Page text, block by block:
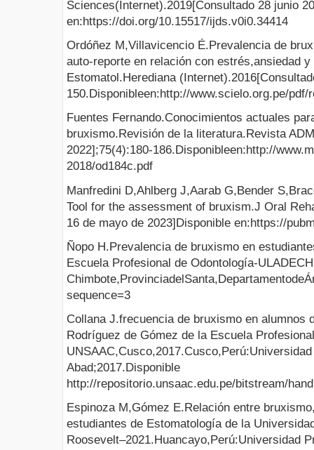
Sciences(Internet).2019[Consultado 28 junio
en:https://doi.org/10.15517/ijds.v0i0.34414
Ordóñez M,Villavicencio É.Prevalencia de
auto-reporte en relación con estrés,ansiedad y
Estomatol.Herediana
150.Disponibleen:http://www.scielo.org.pe/pdf/
Fuentes Fernando.Conocimientos actuales
bruxismo.Revisión de la literatura.Revista
2022];75(4):180-186.Disponibleen:http://
2018/od184c.pdf
Manfredini D,Ahlberg J,Aarab G,Bender
Tool for the assessment of bruxism.J Oral
16 de mayo de 2023]Disponible en:https://
Ñopo H.Prevalencia de bruxismo en
Escuela Profesional de Odontología-
sequence=3
Collana J.frecuencia de bruxismo en alumnos
Rodríguez de Gómez de la Escuela
Abad;2017.Disponible
http://repositorio.unsaac.edu.pe/bitstream/
Espinoza M,Gómez E.Relación entre
estudiantes de Estomatología de la
Roosevelt–2021.Huancayo,Perú:Universidad